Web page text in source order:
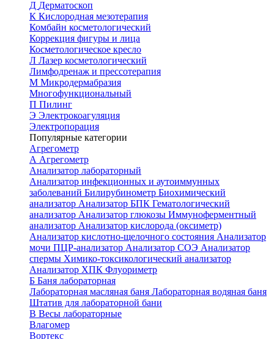
Д Дерматоскоп
К Кислородная мезотерапия
Комбайн косметологический
Коррекция фигуры и лица
Косметологическое кресло
Л Лазер косметологический
Лимфодренаж и прессотерапия
М Микродермабразия
Многофункциональный
П Пилинг
Э Электрокоагуляция
Электропорация
Популярные категории
Агрегометр
А Агрегометр
Анализатор лабораторный
Анализатор инфекционных и аутоиммунных
заболеваний Билирубинометр Биохимический
анализатор Анализатор БПК Гематологический
анализатор Анализатор глюкозы Иммуноферментный
анализатор Анализатор кислорода (оксиметр)
Анализатор кислотно-щелочного состояния Анализатор
мочи ПЦР-анализатор Анализатор СОЭ Анализатор
спермы Химико-токсикологический анализатор
Анализатор ХПК Флуориметр
Б Баня лабораторная
Лабораторная масляная баня Лабораторная водяная баня
Штатив для лабораторной бани
В Весы лабораторные
Влагомер
Вортекс